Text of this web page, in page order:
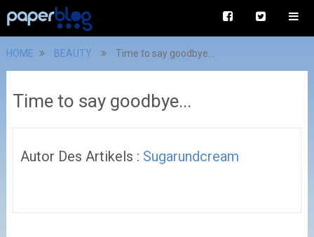
HOME BEAUTY Time to say goodbye...
Time to say goodbye...
Autor Des Artikels : Sugarundcream